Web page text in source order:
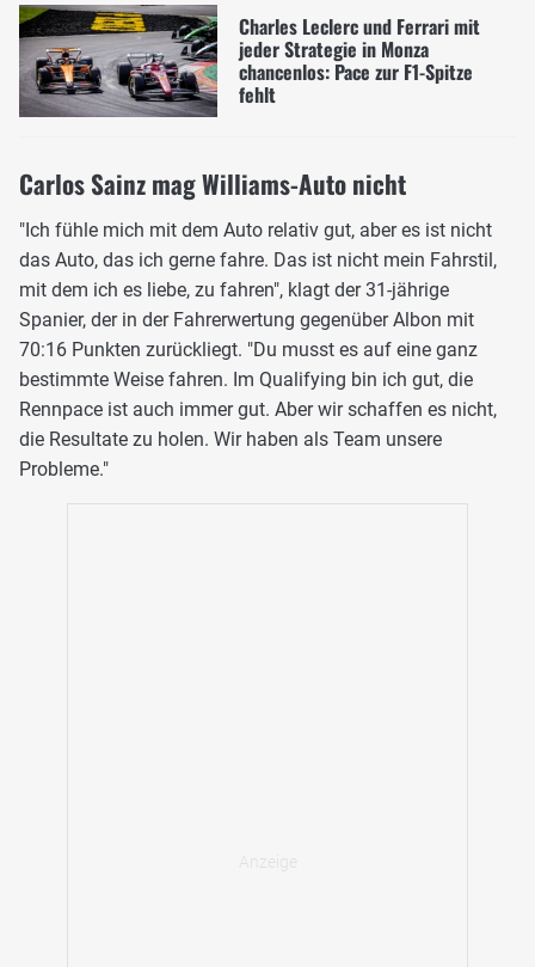
Charles Leclerc und Ferrari mit
jeder Strategie in Monza
chancenlos: Pace zur F1-Spitze
fehlt
Carlos Sainz mag Williams-Auto nicht
"Ich fühle mich mit dem Auto relativ gut, aber es ist nicht
das Auto, das ich gerne fahre. Das ist nicht mein Fahrstil,
mit dem ich es liebe, zu fahren", klagt der 31-jährige
Spanier, der in der Fahrerwertung gegenüber Albon mit
70:16 Punkten zurückliegt. "Du musst es auf eine ganz
bestimmte Weise fahren. Im Qualifying bin ich gut, die
Rennpace ist auch immer gut. Aber wir schaffen es nicht,
die Resultate zu holen. Wir haben als Team unsere
Probleme."